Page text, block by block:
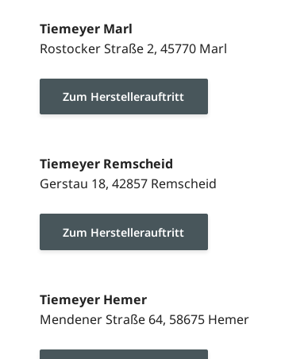
Tiemeyer Marl
Rostocker Straße 2, 45770 Marl
Zum Herstellerauftritt
Tiemeyer Remscheid
Gerstau 18, 42857 Remscheid
Zum Herstellerauftritt
Tiemeyer Hemer
Mendener Straße 64, 58675 Hemer